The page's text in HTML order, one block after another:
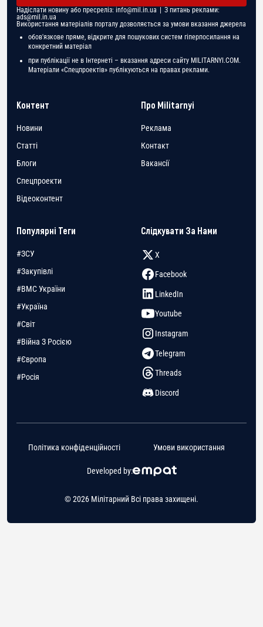
Надіслати новину або пресреліз: info@mil.in.ua | З питань реклами:
ads@mil.in.ua
Використання матеріалів порталу дозволяється за умови вказання джерела
обов'язкове пряме, відкрите для пошукових систем гіперпосилання на
конкретний матеріал
при публікації не в Інтернеті – вказання адреси сайту MILITARNYI.COM.
Матеріали «Спецпроектів» публікуються на правах реклами.
Контент
Новини
Статті
Блоги
Спецпроекти
Відеоконтент
Про Militarnyi
Реклама
Контакт
Вакансії
Популярні Теги
#ЗСУ
#Закупівлі
#ВМС України
#Україна
#Світ
#Війна З Росією
#Європа
#Росія
Слідкувати За Нами
X
Facebook
LinkedIn
Youtube
Instagram
Telegram
Threads
Discord
© 2026 Мілітарний Всі права захищені.
Developed by:
Політика конфіденційності Умови використання